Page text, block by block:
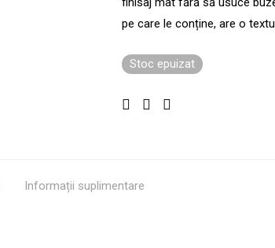
pe care le conține, are o
Stoc epuizat
Informații suplimentare